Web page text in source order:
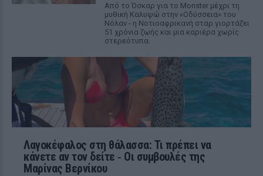
Από το Όσκαρ για το Monster μέχρι τη
μυθική Καλυψώ στην «Οδύσσεια» του
Νόλαν - η Νοτιοαφρικανή σταρ γιορτάζει
51 χρόνια ζωής και μια καριέρα χωρίς
στερεότυπα.
Λαγοκέφαλος στη θάλασσα: Τι πρέπει να
κάνετε αν τον δείτε ‑ Οι συμβουλές της
Μαρίνας Βερνίκου